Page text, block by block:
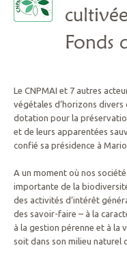
Fonds
Le CNPMAI et 7 autres
végétales d’horizons divers
dotation pour la
et de leurs apparentées
confié sa présidence à
A un moment où nos
importante de la
des activités d’intérêt
des savoir-faire – à la
à la gestion pérenne et à la
soit dans son milieu naturel